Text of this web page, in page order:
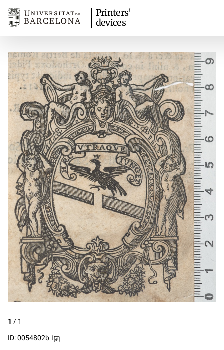
Printers'
devices
1 / 1
ID: 0054802b